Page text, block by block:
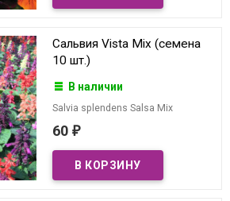
Сальвия Vista Mix (семена
10 шт.)
В наличии
Salvia splendens Salsa Mix
60 ₽